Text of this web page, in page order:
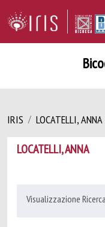
IRIS LOCATELLI, ANNA
LOCATELLI, ANNA
Visualizzazione